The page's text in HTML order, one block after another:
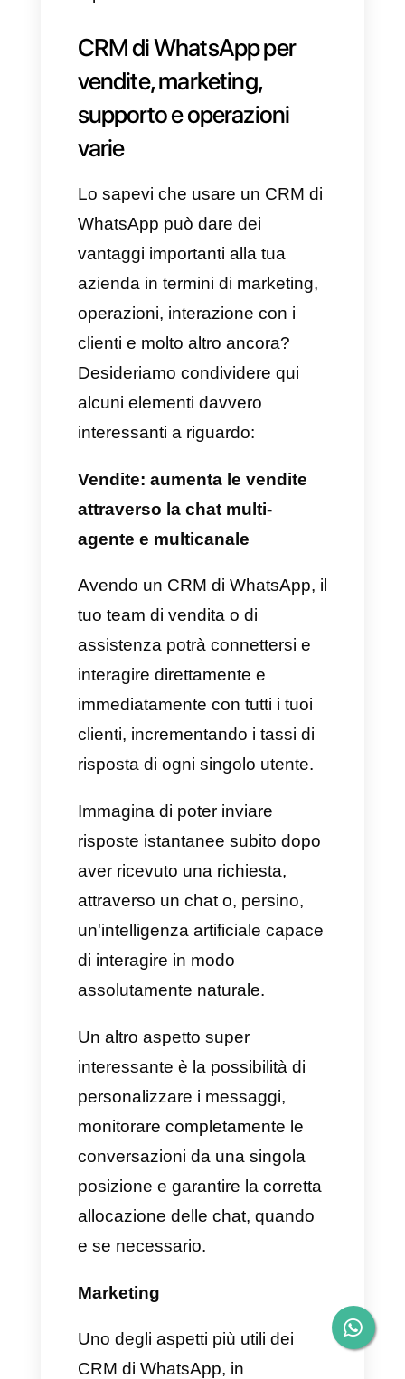
modello di fatturazione previsto
da WhatsApp. In questo
articolo, forniamo anche i
dettagli tramite il
affinché tu possa comprendere
appieno tutto ciò che riguarda la
comunicazione con i tuoi clienti
tramite l'API ufficiale di
WhatsApp Business.
Callbell come il miglior
CRM di WhatsApp nel
2025
Callbell può essere davvero
considerato uno dei migliori
CRM per WhatsApp presenti sul
mercato nel 2025. La sua
piattaforma, infatti, è davvero
intuitiva e le funzionalità offerte
sono indubbiamente un
vantaggio enorme. Tra di esse,
ritroviamo:
Callbell, preso da solo, è un
potente CRM per WhatsApp,
poiché in grado di
volume di dati all'interno della
sua piattaforma, offrendo